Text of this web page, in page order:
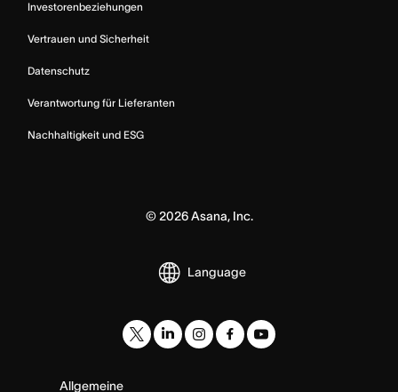
Investorenbeziehungen
Vertrauen und Sicherheit
Datenschutz
Verantwortung für Lieferanten
Nachhaltigkeit und ESG
©2026Asana, Inc.
Language
Allgemeine